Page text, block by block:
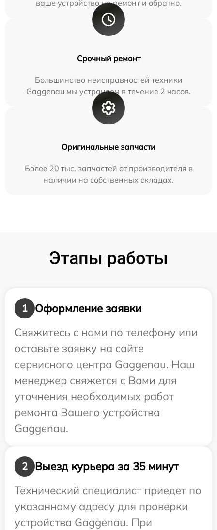
ваше устройство на ремонт и обратно.
Срочный ремонт
Большинство неисправностей техники
Gaggenau мы устраняем в течение 2 часов.
Оригинальные запчасти
Более 20 тыс. запчастей от производителя в
наличии на собственных складах.
Этапы работы
1
Оформление заявки
Свяжитесь с нами по телефону или
оставьте заявку на сайте
сервисного центра Gaggenau. Наш
менеджер свяжется с Вами для
уточнения необходимых работ
ремонта Вашего устройства
Gaggenau.
2
Выезд курьера за 35 минут
Технический специалист приедет по
указанному адресу для проверки
устройства Gaggenau. При